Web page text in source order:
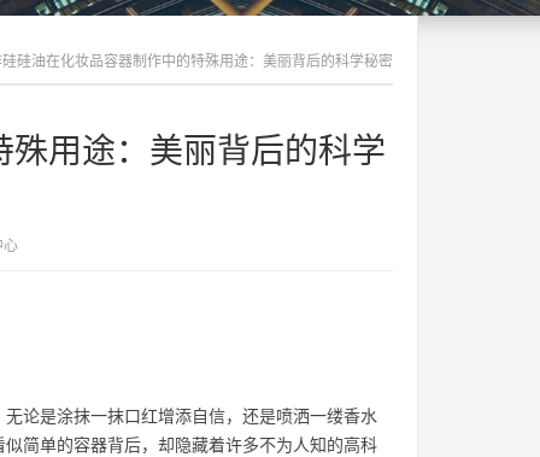
硅油在化妆品容器制作中的特殊用途：美丽背后的科学秘密
用途：美丽背后的科学
心
论是涂抹一抹口红增添自信，还是喷洒一缕香水
简单的容器背后，却隐藏着许多不为人知的高科